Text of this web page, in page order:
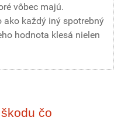
vôbec majú.
každý iný spotrebný
hodnota klesá nielen
čo